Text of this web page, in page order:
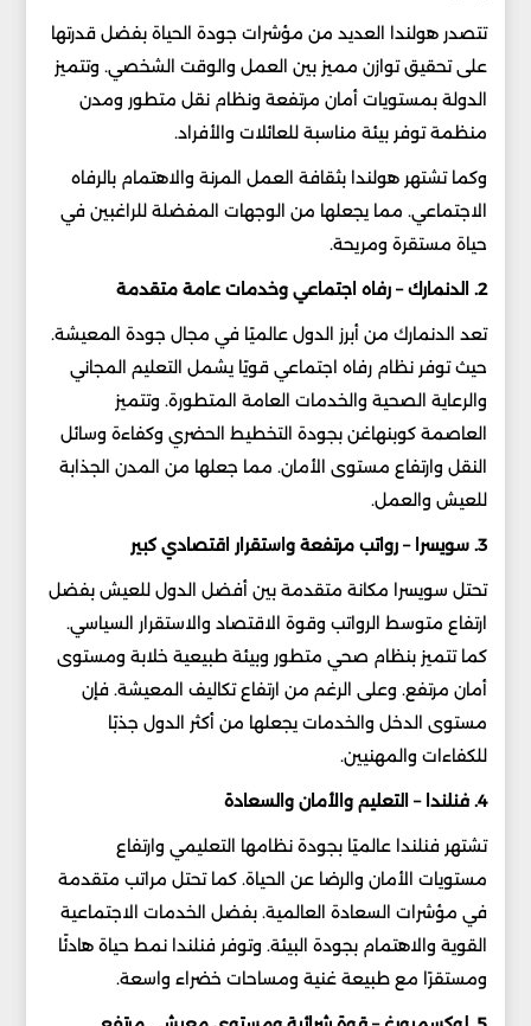
تتصدر هولندا العديد من مؤشرات جودة الحياة بفضل قدرتها
على تحقيق توازن مميز بين العمل والوقت الشخصي. وتتميز
الدولة بمستويات أمان مرتفعة ونظام نقل متطور ومدن
منظمة توفر بيئة مناسبة للعائلات والأفراد.
وكما تشتهر هولندا بثقافة العمل المرنة والاهتمام بالرفاه
الاجتماعي. مما يجعلها من الوجهات المفضلة للراغبين في
حياة مستقرة ومريحة.
2. الدنمارك – رفاه اجتماعي وخدمات عامة متقدمة
تعد الدنمارك من أبرز الدول عالميًا في مجال جودة المعيشة.
حيث توفر نظام رفاه اجتماعي قويًا يشمل التعليم المجاني
والرعاية الصحية والخدمات العامة المتطورة. وتتميز
العاصمة كوبنهاغن بجودة التخطيط الحضري وكفاءة وسائل
النقل وارتفاع مستوى الأمان. مما جعلها من المدن الجذابة
للعيش والعمل.
3. سويسرا – رواتب مرتفعة واستقرار اقتصادي كبير
تحتل سويسرا مكانة متقدمة بين أفضل الدول للعيش بفضل
ارتفاع متوسط الرواتب وقوة الاقتصاد والاستقرار السياسي.
كما تتميز بنظام صحي متطور وبيئة طبيعية خلابة ومستوى
أمان مرتفع. وعلى الرغم من ارتفاع تكاليف المعيشة. فإن
مستوى الدخل والخدمات يجعلها من أكثر الدول جذبًا
للكفاءات والمهنيين.
4. فنلندا – التعليم والأمان والسعادة
تشتهر فنلندا عالميًا بجودة نظامها التعليمي وارتفاع
مستويات الأمان والرضا عن الحياة. كما تحتل مراتب متقدمة
في مؤشرات السعادة العالمية. بفضل الخدمات الاجتماعية
القوية والاهتمام بجودة البيئة. وتوفر فنلندا نمط حياة هادئًا
ومستقرًا مع طبيعة غنية ومساحات خضراء واسعة.